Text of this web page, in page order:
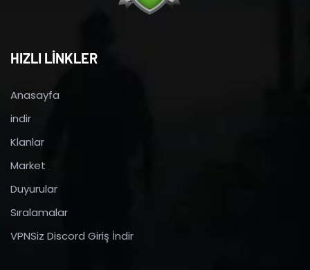
HIZLI LİNKLER
Anasayfa
indir
Klanlar
Market
Duyurular
Sıralamalar
VPNSiz Discord Giriş İndir